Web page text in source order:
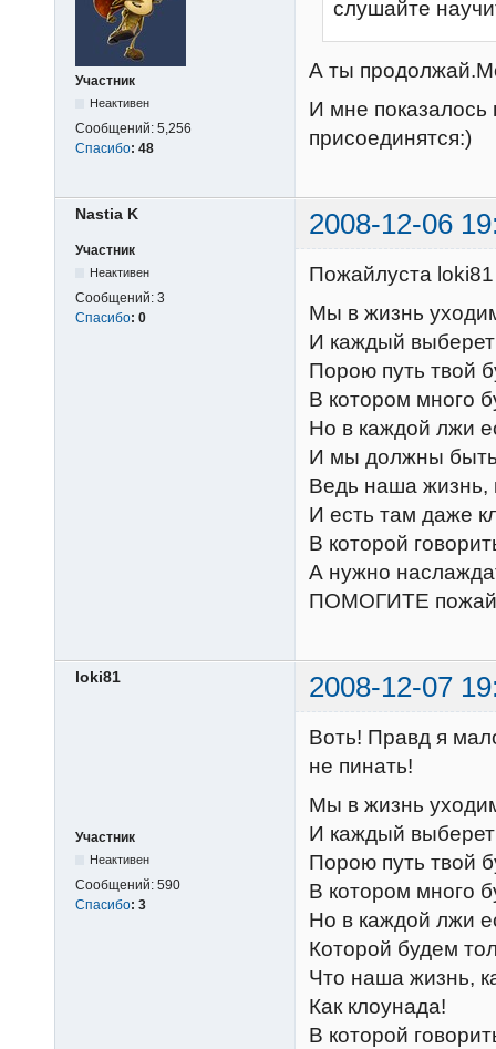
Участник
Неактивен
Сообщений: 5,256
Спасибо: 48
слушайте
А ты
И мне
присоединятся:)
Nastia K 2008-12-06
Участник
Неактивен
Сообщений: 3
Спасибо: 0
Пожайлуста
Мы в жизнь
И каждый выберет
Порою путь твой
В котором много
Но в каждой лжи
И мы должны
Ведь наша жизнь,
И есть там даже
В которой
А нужно
ПОМОГИТЕ
loki81 2008-12-07
Участник
Неактивен
Сообщений: 590
Спасибо: 3
Воть! Правд я
не пинать!
Мы в жизнь
И каждый выберет
Порою путь твой
В котором много
Но в каждой лжи
Которой будем
Что наша жизнь,
Как клоунада!
В которой